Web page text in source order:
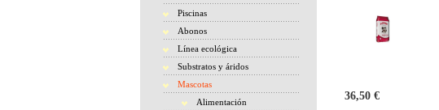
Piscinas
Abonos
Línea ecológica
Substratos y áridos
Mascotas
Alimentación
36,50 €